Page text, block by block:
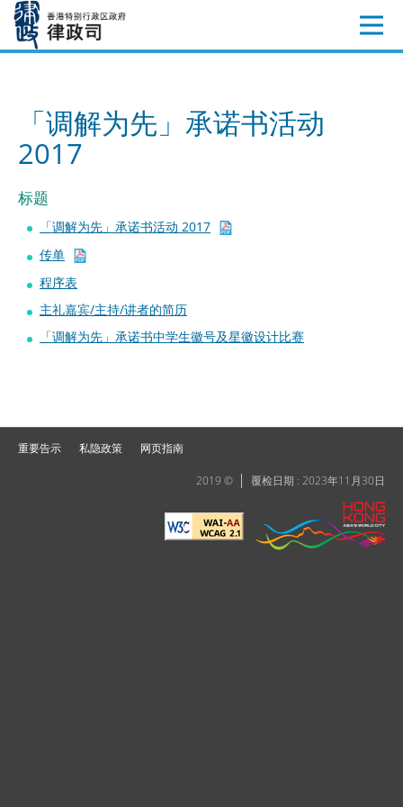
「调解为先」承诺书活动
2017
标题
「调解为先」承诺书活动 2017
传单
程序表
主礼嘉宾/主持/讲者的简历
「调解为先」承诺书中学生徽号及星徽设计比赛
重要告示 私隐政策 网页指南
2019 © 覆检日期 : 2023年11月30日